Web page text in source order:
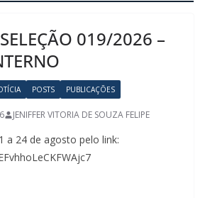
019/2026 –
POSTS PUBLICAÇÕES
JENIFFER VITORIA DE SOUZA FELIPE
a 24 de agosto pelo link: